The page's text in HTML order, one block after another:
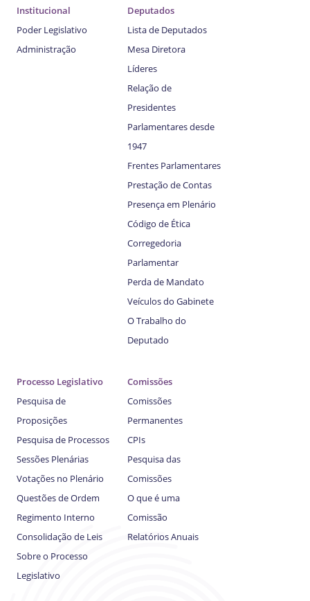
Institucional
Poder Legislativo
Administração
Deputados
Lista de Deputados
Mesa Diretora
Líderes
Relação de
Presidentes
Parlamentares desde
1947
Frentes Parlamentares
Prestação de Contas
Presença em Plenário
Código de Ética
Corregedoria
Parlamentar
Perda de Mandato
Veículos do Gabinete
O Trabalho do
Deputado
Processo Legislativo
Pesquisa de
Proposições
Pesquisa de Processos
Sessões Plenárias
Votações no Plenário
Questões de Ordem
Regimento Interno
Consolidação de Leis
Sobre o Processo
Legislativo
Comissões
Comissões
Permanentes
CPIs
Pesquisa das
Comissões
O que é uma
Comissão
Relatórios Anuais